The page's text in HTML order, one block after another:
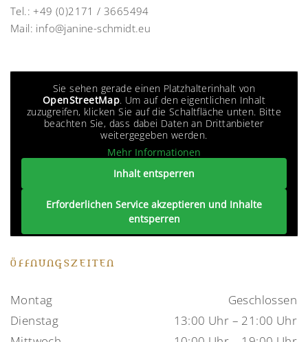
Tel.:+49 (0)2171 / 3665494
Mail: info@janine-schmidt.eu
Sie sehen gerade einen Platzhalterinhalt von
OpenStreetMap. Um auf den eigentlichen Inhalt
zuzugreifen, klicken Sie auf die Schaltfläche unten. Bitte
beachten Sie, dass dabei Daten an Drittanbieter
weitergegeben werden.
Mehr Informationen
Inhalt entsperren
Erforderlichen Service akzeptieren und Inhalte
entsperren
ÖFFNUNGSZEITEN
Montag
Geschlossen
Dienstag
13:00 Uhr – 21:00 Uhr